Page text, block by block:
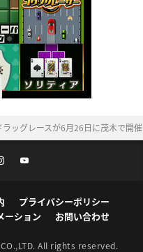
ラッグレースが6月26日に茂木で開催
プライバシーポリシー
ーション お問い合わせ
All rights reserved.